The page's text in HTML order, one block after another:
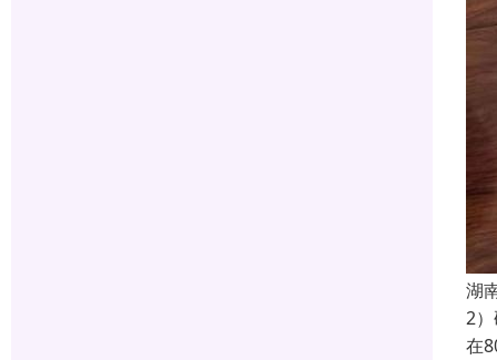
湖
2
在